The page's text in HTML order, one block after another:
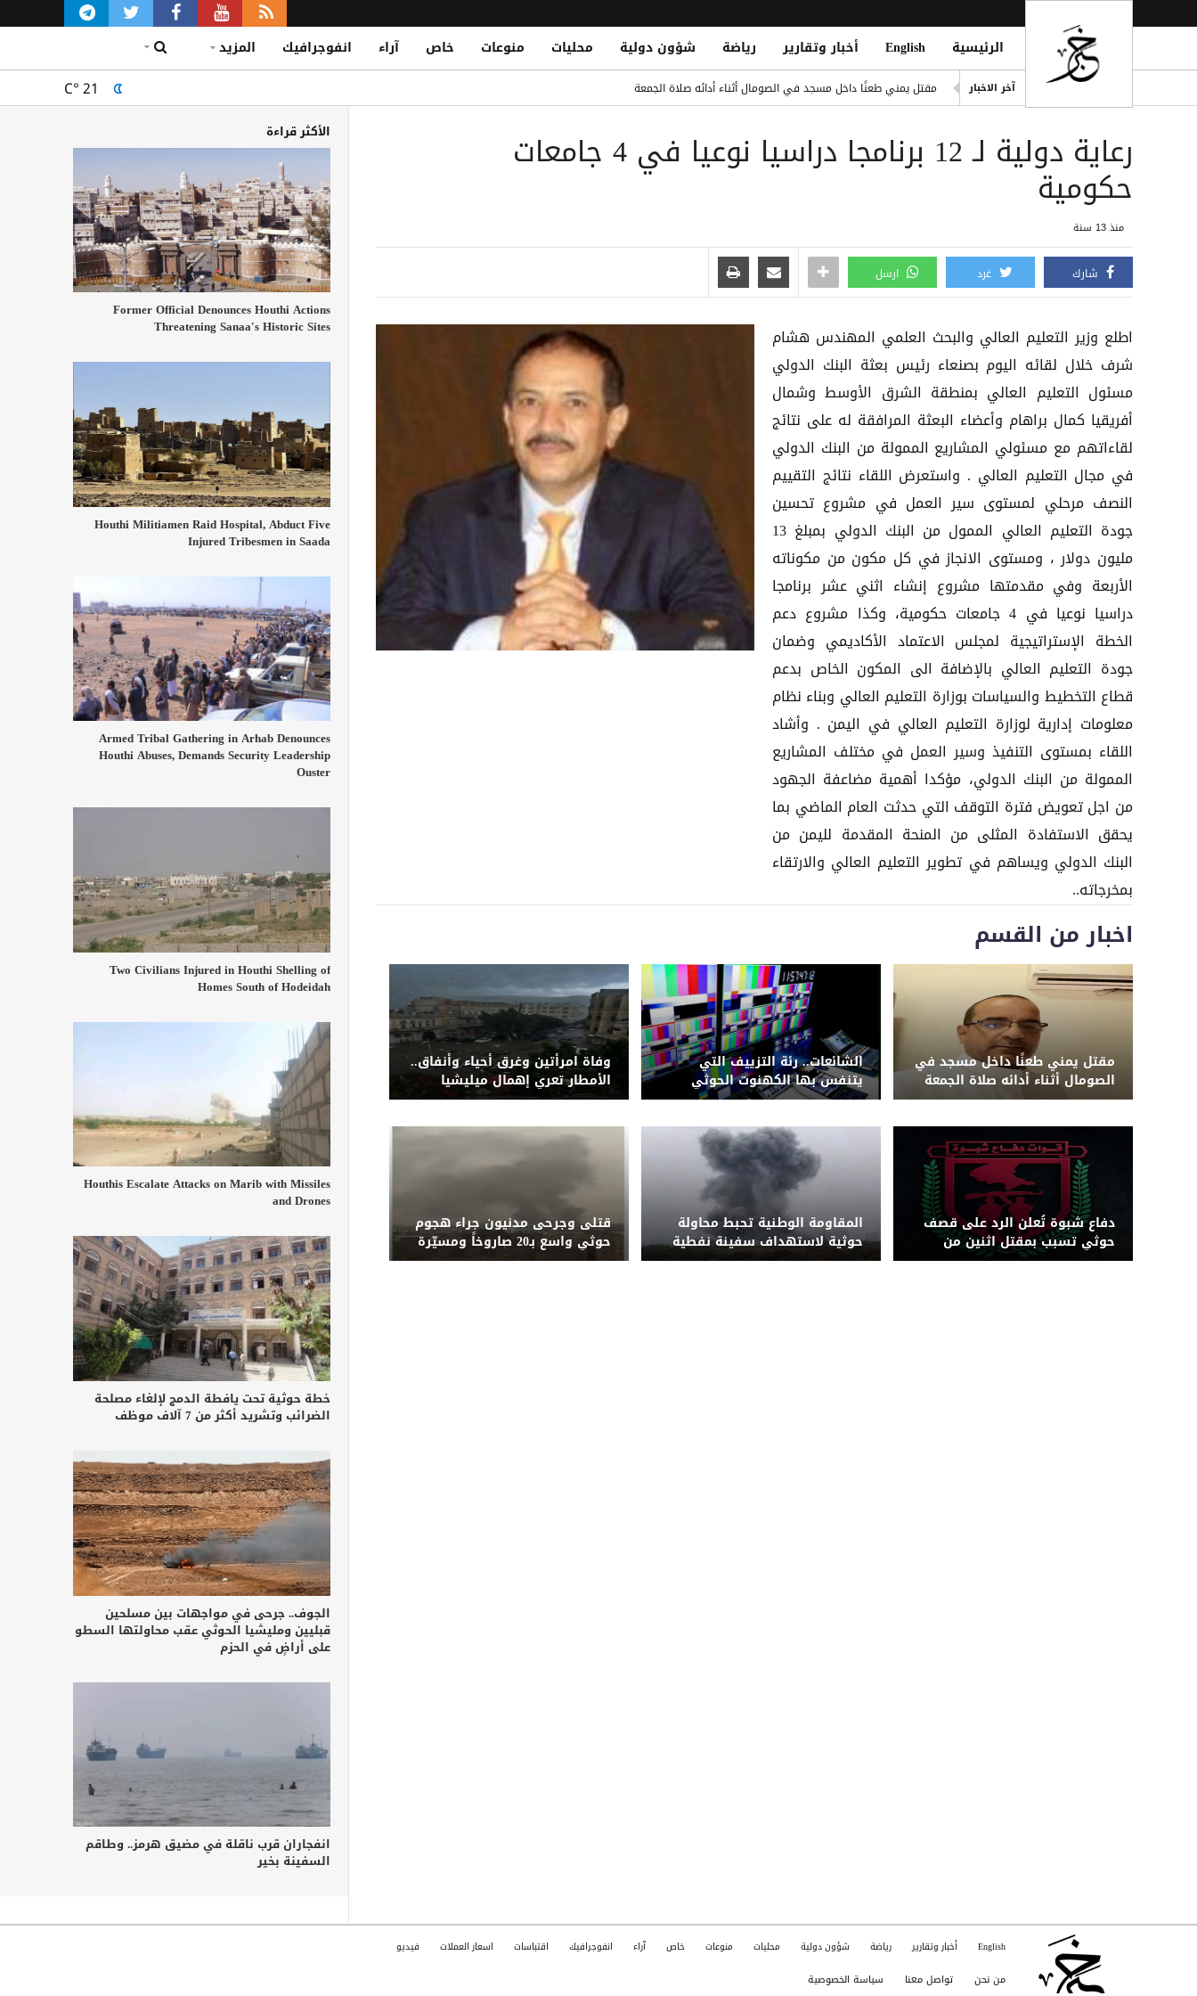
الرئيسية English أخبار وتقارير رياضة شؤون دولية محليات منوعات خاص آراء انفوجرافيك المزيد
آخر الاخبار
مقتل يمني طعنًا داخل مسجد في الصومال أثناء أدائه صلاة الجمعة
مانشستر سيتي يرفض عرض برشلونة الأول لضم رودري
الشائعات.. رئة التزييف التي يتنفس بها الكهنوت الحوثي
C° 21
رعاية دولية لـ 12 برنامجا دراسيا نوعيا في 4 جامعات
حكومية
منذ 13 سنة
شارك غرد ارسل
اطلع وزير التعليم العالي والبحث العلمي المهندس هشام
شرف خلال لقائه اليوم بصنعاء رئيس بعثة البنك الدولي
مسئول التعليم العالي بمنطقة الشرق الأوسط وشمال
أفريقيا كمال براهام وأعضاء البعثة المرافقة له على نتائج
لقاءاتهم مع مسئولي المشاريع الممولة من البنك الدولي
في مجال التعليم العالي . واستعرض اللقاء نتائج التقييم
النصف مرحلي لمستوى سير العمل في مشروع تحسين
جودة التعليم العالي الممول من البنك الدولي بمبلغ 13
مليون دولار ، ومستوى الانجاز في كل مكون من مكوناته
الأربعة وفي مقدمتها مشروع إنشاء اثني عشر برنامجا
دراسيا نوعيا في 4 جامعات حكومية، وكذا مشروع دعم
الخطة الإستراتيجية لمجلس الاعتماد الأكاديمي وضمان
جودة التعليم العالي بالإضافة الى المكون الخاص بدعم
قطاع التخطيط والسياسات بوزارة التعليم العالي وبناء نظام
معلومات إدارية لوزارة التعليم العالي في اليمن . وأشاد
اللقاء بمستوى التنفيذ وسير العمل في مختلف المشاريع
الممولة من البنك الدولي، مؤكدا أهمية مضاعفة الجهود
من اجل تعويض فترة التوقف التي حدثت العام الماضي بما
يحقق الاستفادة المثلى من المنحة المقدمة لليمن من
البنك الدولي ويساهم في تطوير التعليم العالي والارتقاء
بمخرجاته..
اخبار من القسم
مقتل يمني طعنًا داخل مسجد في
الصومال أثناء أدائه صلاة الجمعة
الشائعات.. رئة التزييف التي
يتنفس بها الكهنوت الحوثي
وفاة امرأتين وغرق أحياء وأنفاق..
الأمطار تعري إهمال ميليشيا
الحوثي لشبكة التصريف بصنعاء
دفاع شبوة تُعلن الرد على قصف
حوثي تسبب بمقتل اثنين من
قواتها بجبهة حريب
المقاومة الوطنية تحبط محاولة
حوثية لاستهداف سفينة نفطية
بزورق مفخخ قبالة المخا
قتلى وجرحى مدنيون جراء هجوم
حوثي واسع بـ20 صاروخاً ومسيّرة
على مأرب وشبوة
الأكثر قراءة
Former Official Denounces Houthi Actions
Threatening Sanaa's Historic Sites
Houthi Militiamen Raid Hospital, Abduct Five
Injured Tribesmen in Saada
Armed Tribal Gathering in Arhab Denounces
Houthi Abuses, Demands Security Leadership
Ouster
Two Civilians Injured in Houthi Shelling of
Homes South of Hodeidah
Houthis Escalate Attacks on Marib with Missiles
and Drones
خطة حوثية تحت يافطة الدمج لإلغاء مصلحة
الضرائب وتشريد أكثر من 7 آلاف موظف
الجوف.. جرحى في مواجهات بين مسلحين
قبليين ومليشيا الحوثي عقب محاولتها السطو
على أراضٍ في الحزم
انفجاران قرب ناقلة في مضيق هرمز.. وطاقم
السفينة بخير
English أخبار وتقارير رياضة شؤون دولية محليات منوعات خاص آراء انفوجرافيك اقتباسات اسعار العملات فيديو
من نحن تواصل معنا سياسة الخصوصية